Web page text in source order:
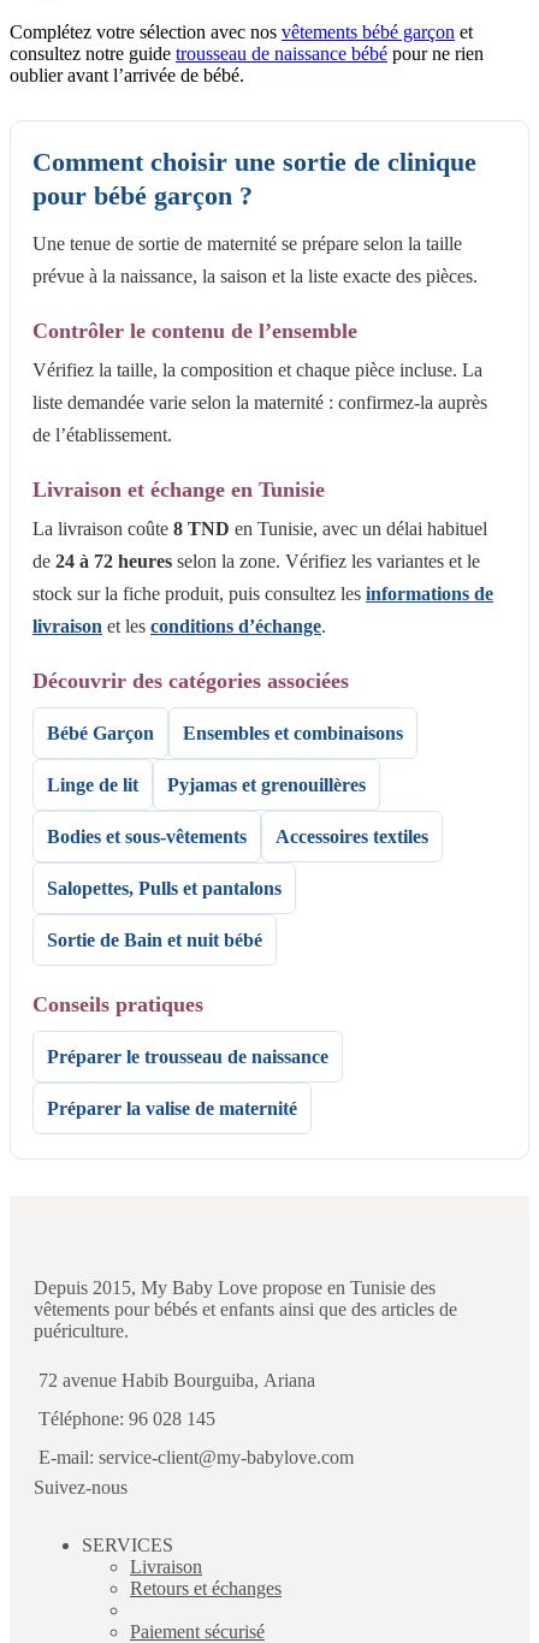
Complétez votre sélection avec nos vêtements bébé garçon et
consultez notre guide trousseau de naissance bébé pour ne rien
oublier avant l’arrivée de bébé.
Comment choisir une sortie de clinique
pour bébé garçon ?
Une tenue de sortie de maternité se prépare selon la taille
prévue à la naissance, la saison et la liste exacte des pièces.
Contrôler le contenu de l’ensemble
Vérifiez la taille, la composition et chaque pièce incluse. La
liste demandée varie selon la maternité : confirmez-la auprès
de l’établissement.
Livraison et échange en Tunisie
La livraison coûte 8 TND en Tunisie, avec un délai habituel
de 24 à 72 heures selon la zone. Vérifiez les variantes et le
stock sur la fiche produit, puis consultez les informations de
livraison et les conditions d’échange.
Découvrir des catégories associées
Bébé Garçon Ensembles et combinaisons
Linge de lit Pyjamas et grenouillères
Bodies et sous-vêtements Accessoires textiles
Salopettes, Pulls et pantalons
Sortie de Bain et nuit bébé
Conseils pratiques
Préparer le trousseau de naissance
Préparer la valise de maternité
Depuis 2015, My Baby Love propose en Tunisie des
vêtements pour bébés et enfants ainsi que des articles de
puériculture.
72 avenue Habib Bourguiba, Ariana
Téléphone: 96 028 145
E-mail: service-client@my-babylove.com
Suivez-nous
SERVICES
Livraison
Retours et échanges
Paiement sécurisé